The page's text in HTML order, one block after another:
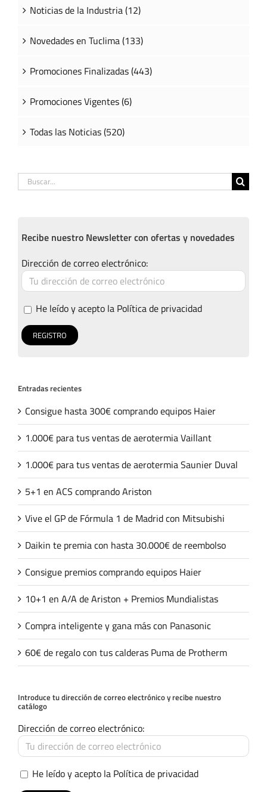
Noticias de la Industria (12)
Novedades en Tuclima (133)
Promociones Finalizadas (443)
Promociones Vigentes (6)
Todas las Noticias (520)
Buscar:
Recibe nuestro Newsletter con ofertas y novedades
Dirección de correo electrónico:
He leído y acepto la Política de privacidad
Entradas recientes
Consigue hasta 300€ comprando equipos Haier
1.000€ para tus ventas de aerotermia Vaillant
1.000€ para tus ventas de aerotermia Saunier Duval
5+1 en ACS comprando Ariston
Vive el GP de Fórmula 1 de Madrid con Mitsubishi
Daikin te premia con hasta 30.000€ de reembolso
Consigue premios comprando equipos Haier
10+1 en A/A de Ariston + Premios Mundialistas
Compra inteligente y gana más con Panasonic
60€ de regalo con tus calderas Puma de Protherm
Introduce tu dirección de correo electrónico y recibe nuestro
catálogo
Dirección de correo electrónico:
He leído y acepto la Política de privacidad